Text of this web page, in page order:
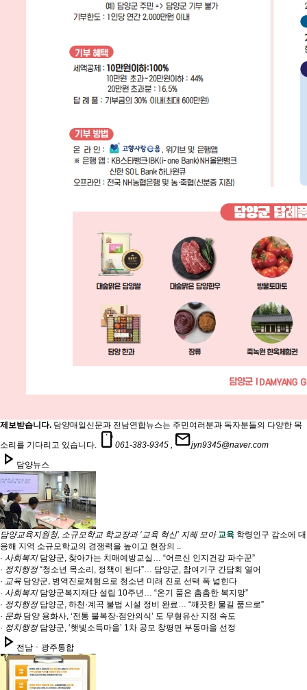
제보받습니다. 담양매일신문과 전남연합뉴스는 주민여러분과 독자분들의 다양한 목
소리를 기다리고 있습니다. smartphone 061-383-9345 , mailjyn9345@naver.com
play_arrow 담양뉴스
담양교육지원청, 소규모학교 학교장과 ‘교육 혁신’ 지혜 모아 교육 학령인구 감소에 대
응해 지역 소규모학교의 경쟁력을 높이고 현장의 ..
· 사회복지담양군, 찾아가는 치매예방교실… “어르신 인지건강 파수꾼”
· 정치행정“청소년 목소리, 정책이 된다”… 담양군, 참여기구 간담회 열어
· 교육 담양군, 병역진로체험으로 청소년 미래 진로 선택 폭 넓힌다
· 사회복지담양군복지재단 설립 10주년… “온기 품은 촘촘한 복지망”
· 정치행정담양군, 하천·계곡 불법 시설 정비 완료… “깨끗한 물길 품으로”
· 문화담양 용화사, ‘전통 불복장·점안의식’ 도 무형유산 지정 속도
· 정치행정담양군, ‘햇빛소득마을’ 1차 공모 창평면 부동마을 선정
play_arrow 전남ㆍ광주통합